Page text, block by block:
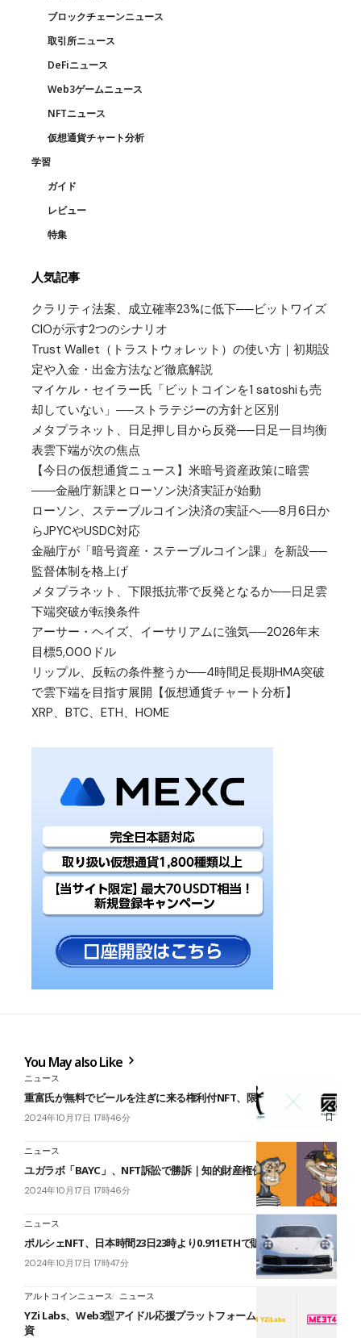
ブロックチェーンニュース
取引所ニュース
DeFiニュース
Web3ゲームニュース
NFTニュース
仮想通貨チャート分析
学習
ガイド
レビュー
特集
人気記事
クラリティ法案、成立確率23%に低下──ビットワイズ
CIOが示す2つのシナリオ
Trust Wallet（トラストウォレット）の使い方｜初期設
定や入金・出金方法など徹底解説
マイケル・セイラー氏「ビットコインを1 satoshiも売
却していない」──ストラテジーの方針と区別
メタプラネット、日足押し目から反発──日足一目均衡
表雲下端が次の焦点
【今日の仮想通貨ニュース】米暗号資産政策に暗雲
――金融庁新課とローソン決済実証が始動
ローソン、ステーブルコイン決済の実証へ──8月6日か
らJPYCやUSDC対応
金融庁が「暗号資産・ステーブルコイン課」を新設──
監督体制を格上げ
メタプラネット、下限抵抗帯で反発となるか──日足雲
下端突破が転換条件
アーサー・ヘイズ、イーサリアムに強気──2026年末
目標5,000ドル
リップル、反転の条件整うか──4時間足長期HMA突破
で雲下端を目指す展開【仮想通貨チャート分析】
XRP、BTC、ETH、HOME
You May also Like
ニュース
重富氏が無料でビールを注ぎに来る権利付NFT、限定1枚で発売
2024年10月17日 17時46分
ニュース
ユガラボ「BAYC」、NFT訴訟で勝訴｜知的財産権侵害を主張
2024年10月17日 17時46分
ニュース
ポルシェNFT、日本時間23日23時より0.911ETHで販売
2024年10月17日 17時47分
アルトコインニュース ニュース
YZi Labs、Web3型アイドル応援プラットフォーム「MEET48」へ出
資